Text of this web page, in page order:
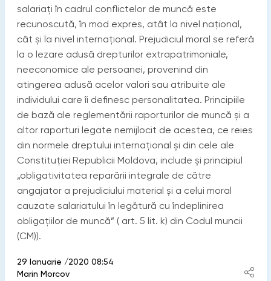
salariaţi în cadrul conflictelor de muncă este
recunoscută, în mod expres, atât la nivel naţional,
cât şi la nivel internaţional. Prejudiciul moral se referă
la o lezare adusă drepturilor extrapatrimoniale,
neeconomice ale persoanei, provenind din
atingerea adusă acelor valori sau atribuite ale
individului care îi definesc personalitatea. Principiile
de bază ale reglementării raporturilor de muncă şi a
altor raporturi legate nemijlocit de acestea, ce reies
din normele dreptului internațional şi din cele ale
Constituţiei Republicii Moldova, include şi principiul
„obligativitatea reparării integrale de către
angajator a prejudiciului material şi a celui moral
cauzate salariatului în legătură cu îndeplinirea
obligaţiilor de muncă” ( art. 5 lit. k) din Codul muncii
(CM)).
29 Ianuarie /2020 08:54
Marin Morcov